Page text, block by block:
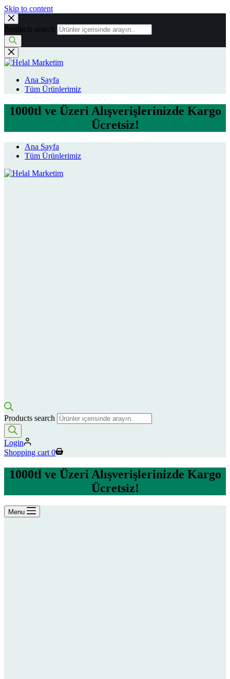
Skip to content
Products search
Ana Sayfa
Tüm Ürünlerimiz
1000tl ve Üzeri Alışverişlerinizde Kargo
Ücretsiz!
Ana Sayfa
Tüm Ürünlerimiz
Products search
Login
Shopping cart 0
1000tl ve Üzeri Alışverişlerinizde Kargo
Ücretsiz!
Menu